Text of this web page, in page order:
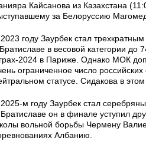
Кайсанова из Казахстана
за Белоруссию
году Заурбек стал
в весовой категории до
2024 в Париже. Однако МОК
ограниченное число
статусе. Сидакова в этом
м году Заурбек стал
он в финале уступил
вольной борьбы Чермену
Албанию.